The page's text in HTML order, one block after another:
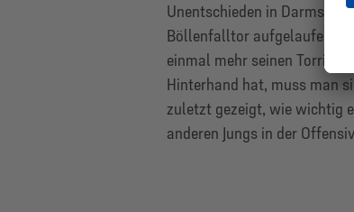
Unentschieden in
Böllenfalltor aufgelaufen.
einmal mehr seinen
Hinterhand hat, muss man
zuletzt gezeigt, wie wichtig
anderen Jungs in der